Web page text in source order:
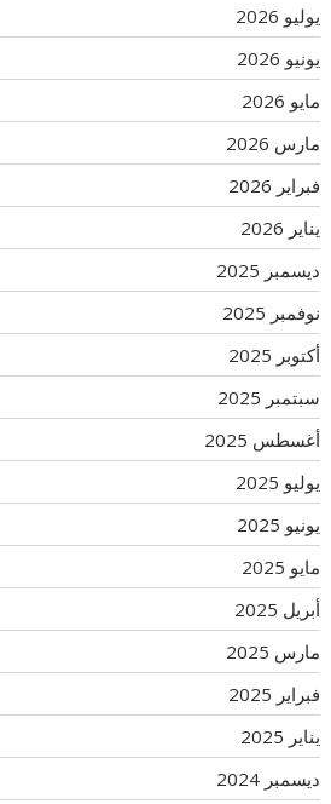
يوليو 2026
يونيو 2026
مايو 2026
مارس 2026
فبراير 2026
يناير 2026
ديسمبر 2025
نوفمبر 2025
أكتوبر 2025
سبتمبر 2025
أغسطس 2025
يوليو 2025
يونيو 2025
مايو 2025
أبريل 2025
مارس 2025
فبراير 2025
يناير 2025
ديسمبر 2024